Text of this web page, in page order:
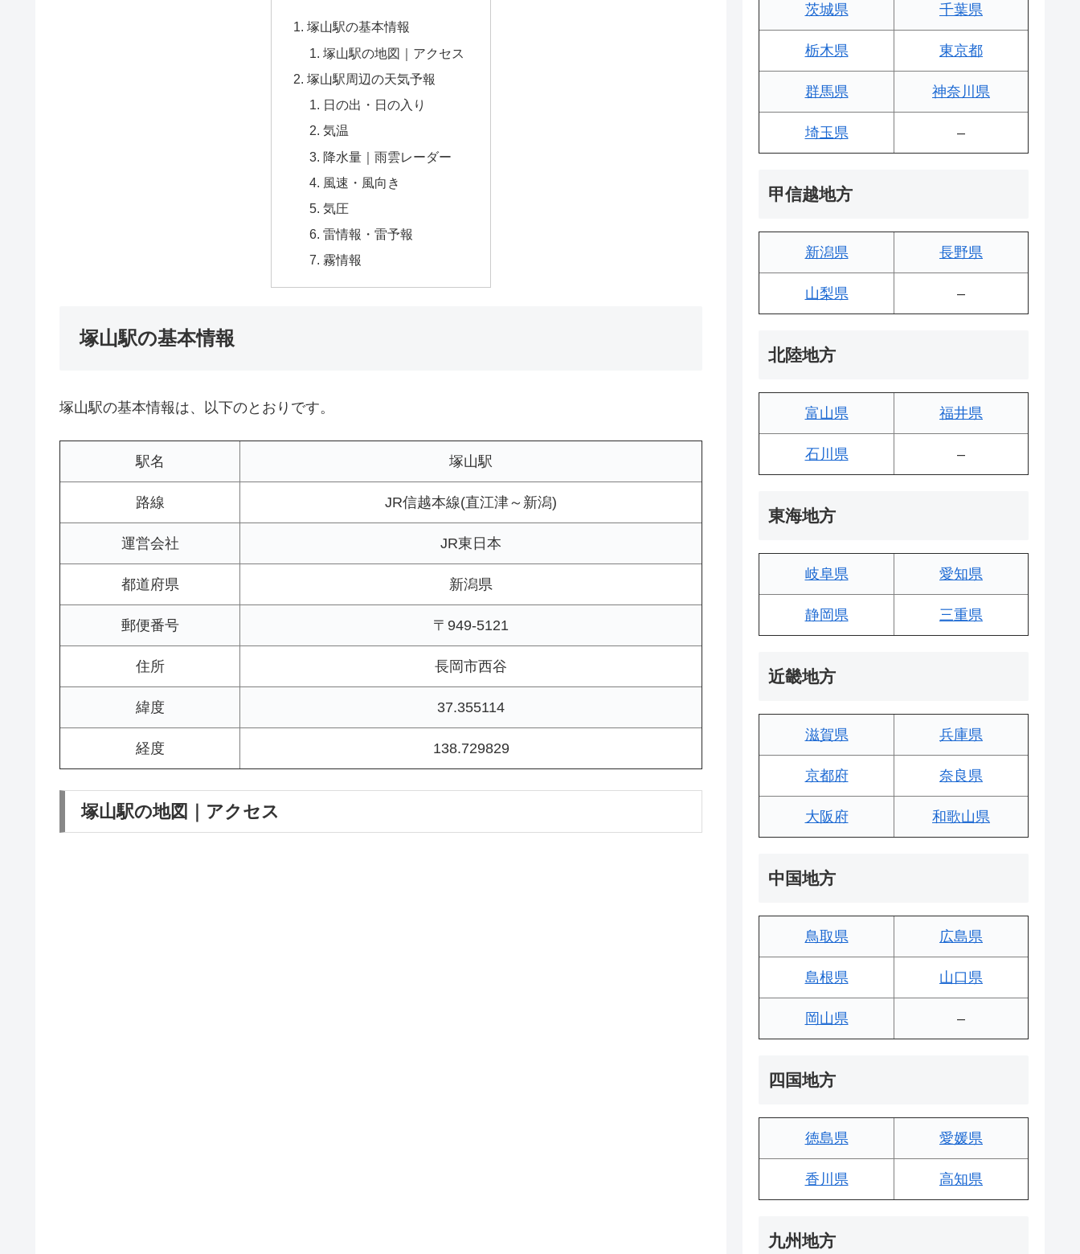
塚山駅の基本情報
塚山駅の地図｜アクセス
塚山駅周辺の天気予報
日の出・日の入り
気温
降水量｜雨雲レーダー
風速・風向き
気圧
雷情報・雷予報
霧情報
塚山駅の基本情報
塚山駅の基本情報は、以下のとおりです。
駅名 塚山駅
路線 JR信越本線(直江津～新潟)
運営会社 JR東日本
都道府県 新潟県
郵便番号 〒949-5121
住所 長岡市西谷
緯度 37.355114
経度 138.729829
塚山駅の地図｜アクセス
茨城県 千葉県
栃木県 東京都
群馬県 神奈川県
埼玉県 –
甲信越地方
新潟県 長野県
山梨県 –
北陸地方
富山県 福井県
石川県 –
東海地方
岐阜県 愛知県
静岡県 三重県
近畿地方
滋賀県 兵庫県
京都府 奈良県
大阪府 和歌山県
中国地方
鳥取県 広島県
島根県 山口県
岡山県 –
四国地方
徳島県 愛媛県
香川県 高知県
九州地方